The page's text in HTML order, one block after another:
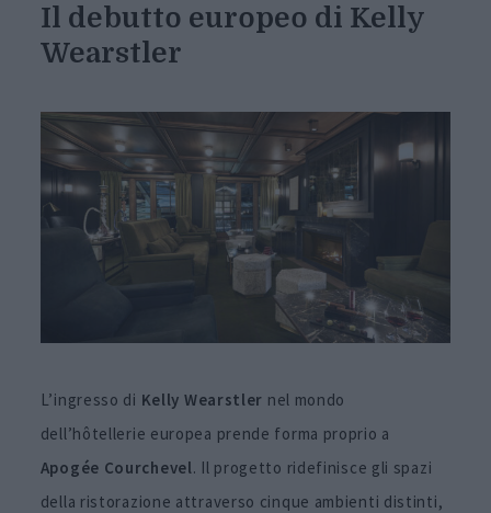
Il debutto europeo di Kelly
Wearstler
L’ingresso di Kelly Wearstler nel mondo
dell’hôtellerie europea prende forma proprio a
Apogée Courchevel. Il progetto ridefinisce gli spazi
della ristorazione attraverso cinque ambienti distinti,